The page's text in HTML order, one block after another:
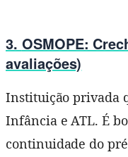
3. OSMOPE:
avaliações)
Instituição privada
Infância e ATL. É
continuidade do